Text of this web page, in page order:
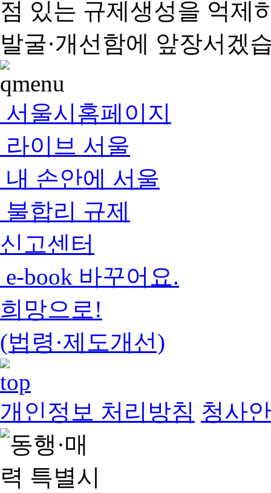
점 있는 규제생성을 억제
발굴·개선함에 앞장서겠
서울시홈페이지
라이브 서울
내 손안에 서울
불합리 규제
신고센터
e-book 바꾸어요.
희망으로!
(법령·제도개선)
개인정보 처리방침 청사